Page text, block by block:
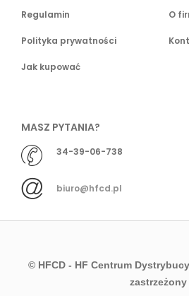
Regulamin
Polityka prywatności
Jak kupować
O
MASZ PYTANIA?
34-39-06-738
biuro@hfcd.pl
© HFCD - HF Centrum
zastrzeżony